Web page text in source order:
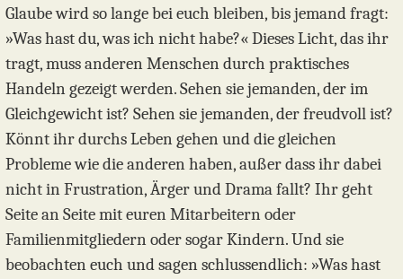
Glaube wird so lange bei euch bleiben, bis jemand fragt:
»Was hast du, was ich nicht habe?« Dieses Licht, das ihr
tragt, muss anderen Menschen durch praktisches
Handeln gezeigt werden. Sehen sie jemanden, der im
Gleichgewicht ist? Sehen sie jemanden, der freudvoll ist?
Könnt ihr durchs Leben gehen und die gleichen
Probleme wie die anderen haben, außer dass ihr dabei
nicht in Frustration, Ärger und Drama fallt? Ihr geht
Seite an Seite mit euren Mitarbeitern oder
Familienmitgliedern oder sogar Kindern. Und sie
beobachten euch und sagen schlussendlich: »Was hast